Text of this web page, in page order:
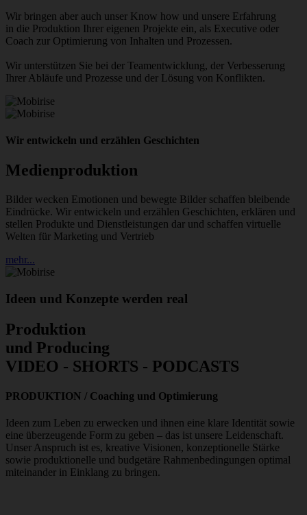
Wir bringen aber auch unser Know how und unsere Erfahrung
in die Produktion Ihrer eigenen Projekte ein, als Executive oder
Coach zur Optimierung von Inhalten und Prozessen.
Wir unterstützen Sie bei der Teamentwicklung, der Verbesserung
Ihrer Abläufe und Prozesse und der Lösung von Konflikten.
Wir entwickeln und erzählen Geschichten
Medienproduktion
Bilder wecken Emotionen und bewegte Bilder schaffen bleibende
Eindrücke. Wir entwickeln und erzählen Geschichten, erklären und
stellen Produkte und Dienstleistungen dar und schaffen virtuelle
Welten für Marketing und Vertrieb
mehr...
Ideen und Konzepte werden real
Produktion
und Producing
VIDEO - SHORTS - PODCASTS
PRODUKTION / Coaching und Optimierung
Ideen zum Leben zu erwecken und ihnen eine klare Identität sowie
eine überzeugende Form zu geben – das ist unsere Leidenschaft.
Unser Anspruch ist es, kreative Visionen, konzeptionelle Stärke
sowie produktionelle und budgetäre Rahmenbedingungen optimal
miteinander in Einklang zu bringen.